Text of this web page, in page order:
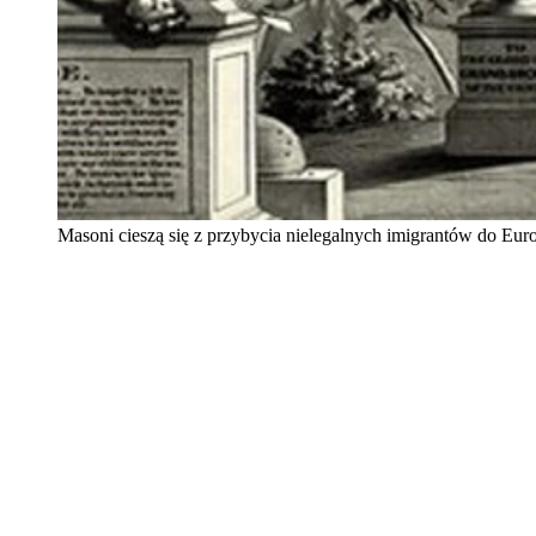
Masoni cieszą się z przybycia nielegalnych imigrantów do